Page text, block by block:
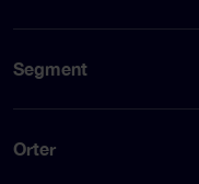
Segment
Orter